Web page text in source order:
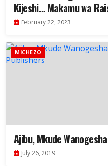
Kijeshi… Makamu wa
February 22, 2023
MICHEZO
Ajibu, Mkude
July 26, 2019